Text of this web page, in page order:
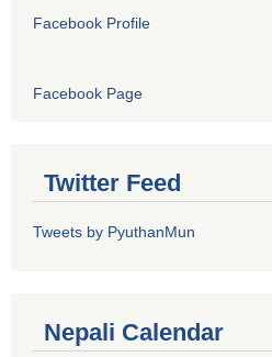
Facebook Profile
Facebook Page
Twitter Feed
Tweets by PyuthanMun
Nepali Calendar